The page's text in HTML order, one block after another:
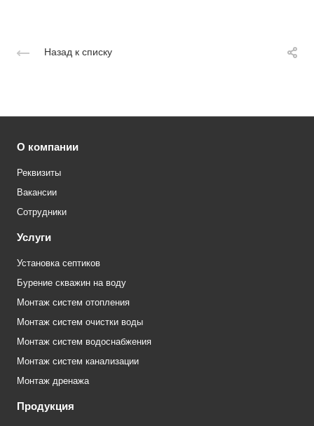
Назад к списку
О компании
Реквизиты
Вакансии
Сотрудники
Услуги
Установка септиков
Бурение скважин на воду
Монтаж систем отопления
Монтаж систем очистки воды
Монтаж систем водоснабжения
Монтаж систем канализации
Монтаж дренажа
Продукция